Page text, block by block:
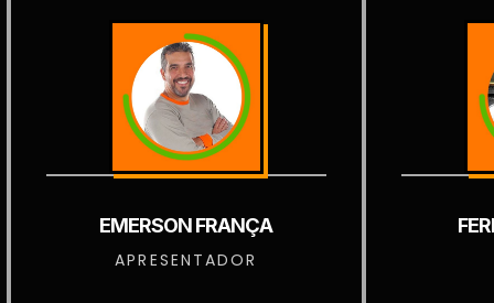
EMERSON FRANÇA
APRESENTADOR